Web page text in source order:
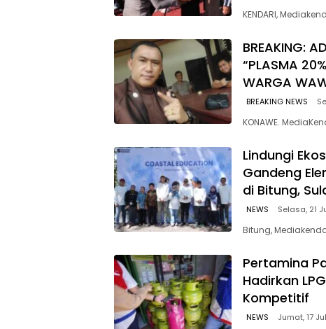
KENDARI,
BREAKING:
“PLASMA
WARGA
BREAKING NEWS
KONAWE.
Lindungi
Gandeng
di Bitung,
NEWS Selasa, 21
Bitung,
Pertamina
Hadirkan
Kompetitif
NEWS Jumat, 17